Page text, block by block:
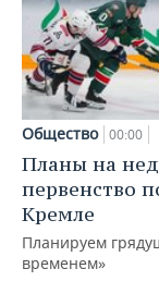
Общество 00:00
Планы на
первенство
Кремле
Планируем
временем»